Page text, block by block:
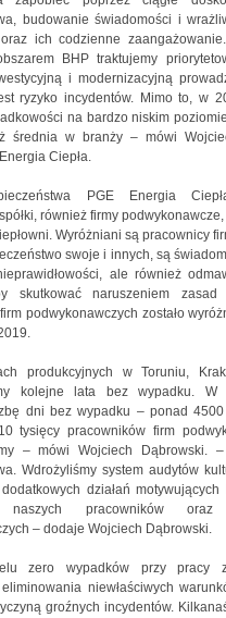
budowanie świadomości i
ich codzienne
BHP traktujemy
i modernizacyjną
ryzyko incydentów. Mimo to, w
na bardzo niskim
średnia w branży – mówi
Ciepła.
PGE Energia
również firmy
Wyróżniani są pracownicy
swoje i innych, są
ale również
skutkować naruszeniem
podwykonawczych zostało
produkcyjnych w Toruniu,
kolejne lata bez wypadku. W
dni bez wypadku – ponad
tysięcy pracowników firm
– mówi Wojciech Dąbrowski.
Wdrożyliśmy system audytów
działań
naszych pracowników
– dodaje Wojciech Dąbrowski.
zero wypadków przy pracy
niewłaściwych
groźnych incydentów.